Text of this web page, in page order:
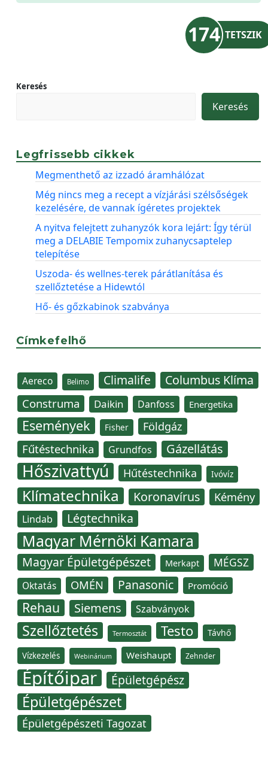
174 TETSZIK
Keresés
Keresés
Legfrissebb cikkek
Megmenthető az izzadó áramhálózat
Még nincs meg a recept a vízjárási szélsőségek
kezelésére, de vannak ígéretes projektek
A nyitva felejtett zuhanyzók kora lejárt: Így térül
meg a DELABIE Tempomix zuhanycsaptelep
telepítése
Uszoda- és wellnes-terek párátlanítása és
szellőztetése a Hidewtól
Hő- és gőzkabinok szabványa
Címkefelhő
Aereco Belimo Climalife Columbus Klíma
Construma Daikin Danfoss Energetika
Események Fisher Földgáz
Fűtéstechnika Grundfos Gázellátás
Hőszivattyú Hűtéstechnika Ivóvíz
Klímatechnika Koronavírus Kémény
Lindab Légtechnika
Magyar Mérnöki Kamara
Magyar Épületgépészet Merkapt MÉGSZ
Oktatás OMÉN Panasonic Promóció
Rehau Siemens Szabványok
Szellőztetés Termosztát Testo Távhő
Vízkezelés Webinárium Weishaupt Zehnder
Építőipar Épületgépész
Épületgépészet
Épületgépészeti Tagozat